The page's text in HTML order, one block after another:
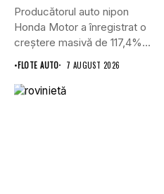
Producătorul auto nipon
Honda Motor a înregistrat o
creștere masivă de 117,4%...
•FLOTE AUTO 7 AUGUST 2026